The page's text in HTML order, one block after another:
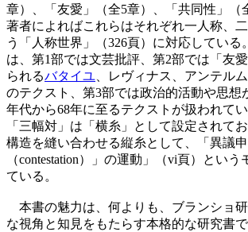
章）、「友愛」（全5章）、「共同性」（
著者によればこれらはそれぞれ一人称、
う「人称世界」（326頁）に対応している
は、第1部では文芸批評、第2部では「友
られるバタイユ 、レヴィナス、アンテル
のテクスト、第3部では政治的活動や思想
年代から68年に至るテクストが扱われて
「三幅対」は「横糸」として設定されて
構造を縫い合わせる縦糸として、「異議
（contestation）」の運動」（vi頁）とい
ている。
本書の魅力は、何よりも、ブランショ
な視角と知見をもたらす本格的な研究書